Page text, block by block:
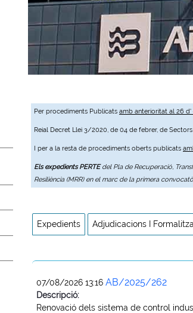
Per procediments Publicats amb anterioritat al 26
Reial Decret Llei 3/2020, de 04 de febrer, de
I per a la resta de procediments oberts publicats
Els expedients PERTEdel Pla de Recuperació,
Resiliència (MRR) en el marc de la primera
Expedients Adjudicacions I
07/08/2026 13:16 AB/2025/262
Descripció:
Renovació dels sistema de control